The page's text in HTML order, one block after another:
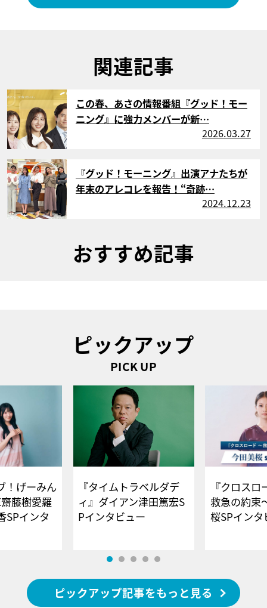
関連記事
サムネイル
この春、あさの情報番組『グッド！モー
ニング』に強力メンバーが新…
2026.03.27
サムネイル
『グッド！モーニング』出演アナたちが
年末のアレコレを報告！“奇跡…
2024.12.23
おすすめ記事
ピックアップ
PICK UP
！げーみん
藤樹愛羅
SPインタ
『タイムトラベルダデ
ィ』ダイアン津田篤宏S
Pインタビュー
『クロス
救急の約束
桜SPイ
ピックアップ記事をもっと見る